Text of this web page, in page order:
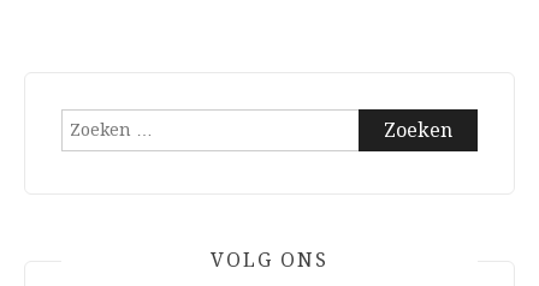
Zoeken
VOLG ONS